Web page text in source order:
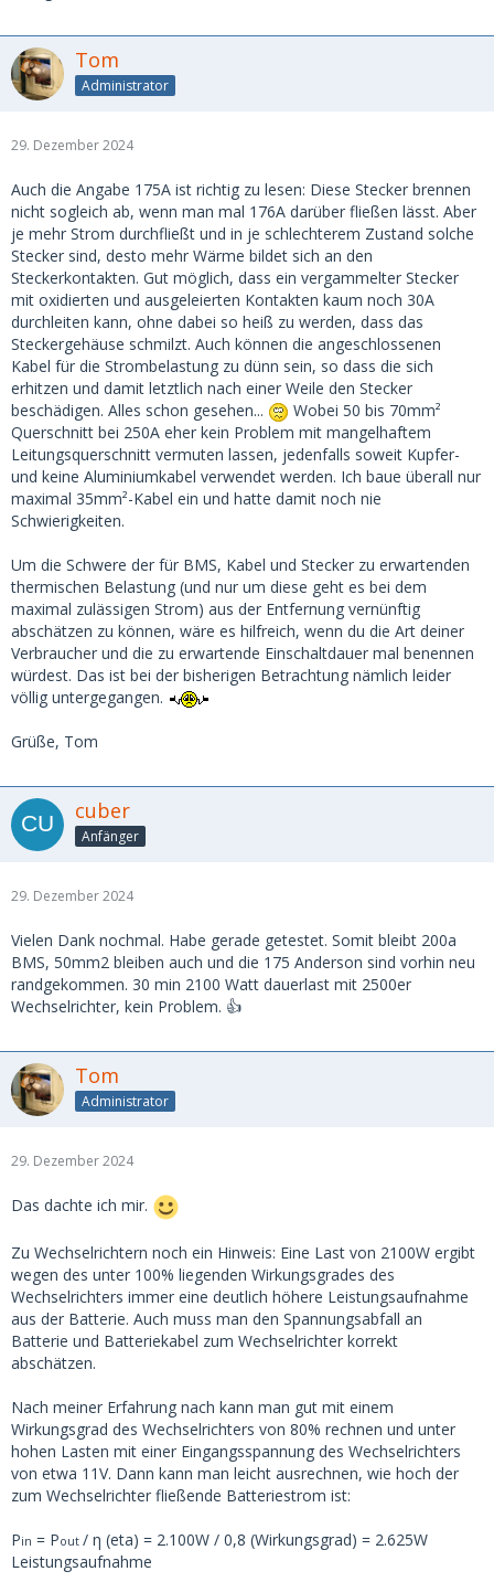
Tom
Administrator
29. Dezember 2024
Auch die Angabe 175A ist richtig zu lesen: Diese Stecker brennen
nicht sogleich ab, wenn man mal 176A darüber fließen lässt. Aber
je mehr Strom durchfließt und in je schlechterem Zustand solche
Stecker sind, desto mehr Wärme bildet sich an den
Steckerkontakten. Gut möglich, dass ein vergammelter Stecker
mit oxidierten und ausgeleierten Kontakten kaum noch 30A
durchleiten kann, ohne dabei so heiß zu werden, dass das
Steckergehäuse schmilzt. Auch können die angeschlossenen
Kabel für die Strombelastung zu dünn sein, so dass die sich
erhitzen und damit letztlich nach einer Weile den Stecker
beschädigen. Alles schon gesehen...
Wobei 50 bis 70mm²
Querschnitt bei 250A eher kein Problem mit mangelhaftem
Leitungsquerschnitt vermuten lassen, jedenfalls soweit Kupfer-
und keine Aluminiumkabel verwendet werden. Ich baue überall nur
maximal 35mm²-Kabel ein und hatte damit noch nie
Schwierigkeiten.
Um die Schwere der für BMS, Kabel und Stecker zu erwartenden
thermischen Belastung (und nur um diese geht es bei dem
maximal zulässigen Strom) aus der Entfernung vernünftig
abschätzen zu können, wäre es hilfreich, wenn du die Art deiner
Verbraucher und die zu erwartende Einschaltdauer mal benennen
würdest. Das ist bei der bisherigen Betrachtung nämlich leider
völlig untergegangen.
Grüße, Tom
cuber
Anfänger
29. Dezember 2024
Vielen Dank nochmal. Habe gerade getestet. Somit bleibt 200a
BMS, 50mm2 bleiben auch und die 175 Anderson sind vorhin neu
randgekommen. 30 min 2100 Watt dauerlast mit 2500er
Wechselrichter, kein Problem. 👍
Tom
Administrator
29. Dezember 2024
Das dachte ich mir.
Zu Wechselrichtern noch ein Hinweis: Eine Last von 2100W ergibt
wegen des unter 100% liegenden Wirkungsgrades des
Wechselrichters immer eine deutlich höhere Leistungsaufnahme
aus der Batterie. Auch muss man den Spannungsabfall an
Batterie und Batteriekabel zum Wechselrichter korrekt
abschätzen.
Nach meiner Erfahrung nach kann man gut mit einem
Wirkungsgrad des Wechselrichters von 80% rechnen und unter
hohen Lasten mit einer Eingangsspannung des Wechselrichters
von etwa 11V. Dann kann man leicht ausrechnen, wie hoch der
zum Wechselrichter fließende Batteriestrom ist:
Pin = Pout / η (eta) = 2.100W / 0,8 (Wirkungsgrad) = 2.625W
Leistungsaufnahme